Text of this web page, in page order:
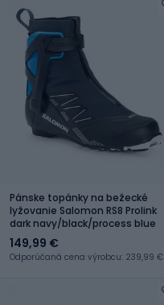
Pánske topánky na bežecké
lyžovanie Salomon RS8 Prolink
dark navy/black/process blue
149,99 €
Odporúčaná cena výrobcu: 239,99 €